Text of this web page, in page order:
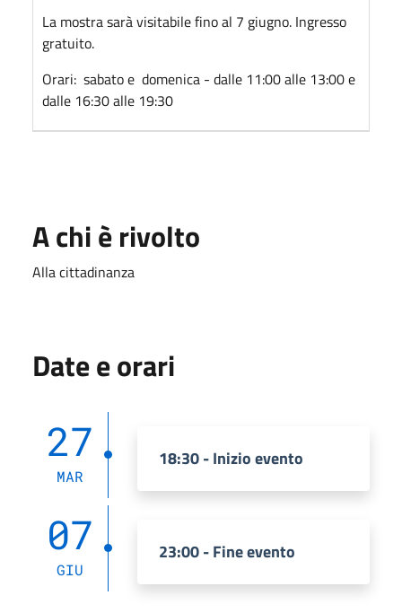
La mostra sarà visitabile fino al 7 giugno. Ingresso
gratuito.
Orari: sabato e domenica - dalle 11:00 alle 13:00 e
dalle 16:30 alle 19:30
A chi è rivolto
Alla cittadinanza
Date e orari
27
MAR
18:30 - Inizio evento
07
GIU
23:00 - Fine evento